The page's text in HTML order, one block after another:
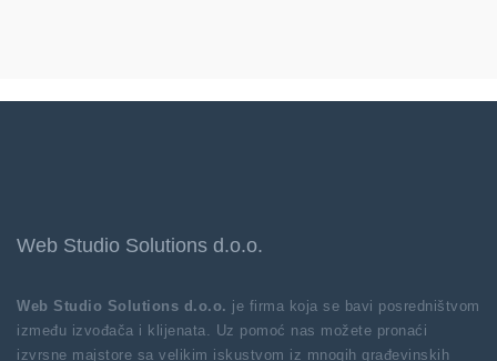
Web Studio Solutions d.o.o.
Web Studio Solutions d.o.o. je firma koja se bavi posredništvom
između izvođača i klijenata. Uz pomoć nas možete pronaći
izvrsne majstore sa velikim iskustvom iz mnogih građevinskih